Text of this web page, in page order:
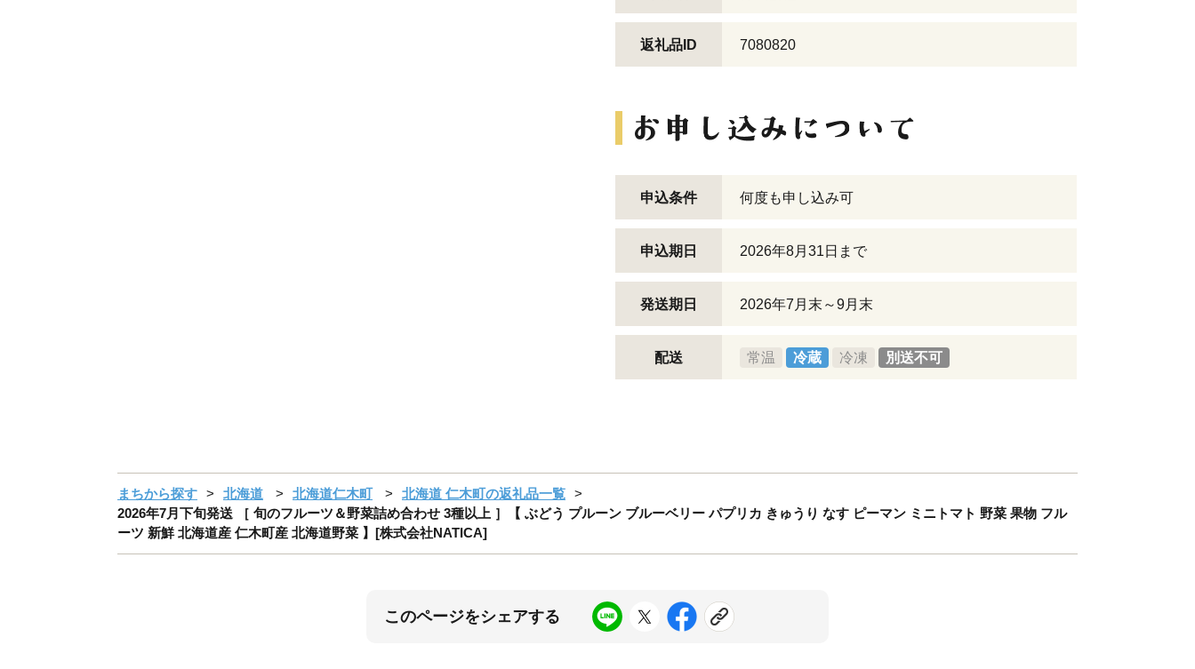
返礼品ID 7080820
申込条件 何度も申し込み可
申込期日 2026年8月31日まで
発送期日 2026年7月末～9月末
配送 常温 冷蔵 冷凍 別送不可
まちから探す 北海道 北海道仁木町
北海道 仁木町の返礼品一覧
2026年7月下旬発送 ［ 旬のフルーツ＆野菜詰め合わせ 3種以上 ］【 ぶどう プルーン ブルーベリー パプリカ きゅうり なす ピーマン ミニトマト 野菜 果物 フル
ーツ 新鮮 北海道産 仁木町産 北海道野菜 】[株式会社NATICA]
このページをシェアする